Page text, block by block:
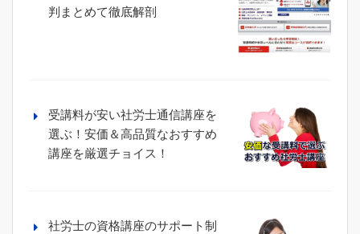
判まとめて徹底解剖
受講料が安い社労士通信講座を
選ぶ！安価＆高品質なおすすめ
講座を厳選チョイス！
社労士の資格講座のサポート制